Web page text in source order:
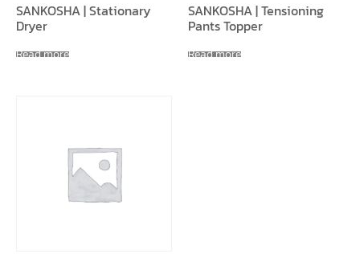
SANKOSHA | Stationary
Dryer
Read more
SANKOSHA | Tensioning
Pants Topper
Read more